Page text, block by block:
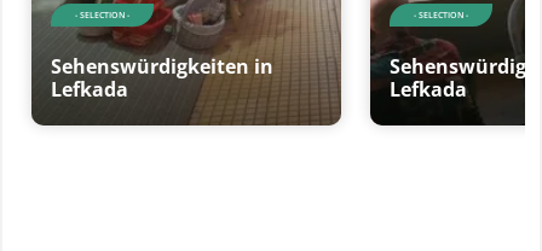
- SELECTION -
Sehenswürdigkeiten in
Lefkada
- SELECTION -
Lefkada